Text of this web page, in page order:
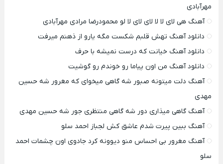
مهرآبادی
آهنگ هی لای لا لا لای لای لا لو محمودرضا مرادی مهرآبادی
دانلود آهنگ تهش قلبم شکست مگه یارو از ذهنم میرفت
دانلود آهنگ خیانت که درست نمیشه با حرف
دانلود آهنگ من اون پیاما رو خوندم رو گوشیت
آهنگ دلت میتونه صبور شه گاهی میخوای که مغرور شه حسین
مهدی
آهنگ گاهی میذاری دور شه گاهی منتظری جور شه حسین مهدی
آهنگ ببین پیرت شدم عاشق کش لجباز احمد سلو
آهنگ مغرور بی احساس منو دیوونه کرد جادوی اون چشمات احمد
سلو